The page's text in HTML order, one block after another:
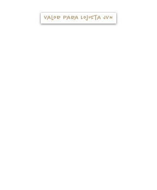
Valor para Lojista JVN